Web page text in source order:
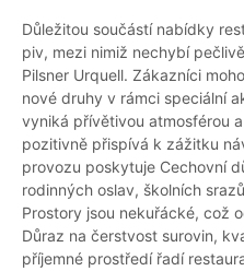
Důležitou součástí nabídky
piv, mezi nimiž nechybí
Pilsner Urquell. Zákazníci
nové druhy v rámci speciální
vyniká přívětivou atmosférou
pozitivně přispívá k zážitku
provozu poskytuje Cechovní
rodinných oslav, školních
Prostory jsou nekuřácké, což
Důraz na čerstvost surovin,
příjemné prostředí řadí